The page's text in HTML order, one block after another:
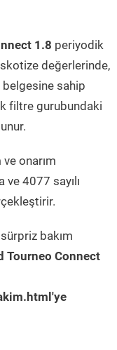
1.8 periyodik
değerlerinde,
belgesine sahip
filtre gurubundaki
onarım
4077 sayılı
bakım
Tourneo Connect